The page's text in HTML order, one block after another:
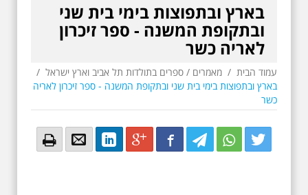
בארץ ובתפוצות בימי בית שני
ובתקופת המשנה - ספר זיכרון
לאריה כשר
עמוד הבית / מאמרים / ספרים בתולדות תל אביב וארץ ישראל /
בארץ ובתפוצות בימי בית שני ובתקופת המשנה - ספר זיכרון לאריה
כשר
Twitter
Twitter
Twitter
Facebook
Google+
LinkedIn
Email
Email